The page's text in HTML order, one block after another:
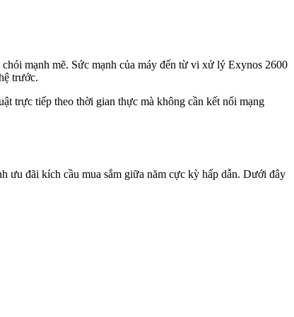
mạnh mẽ. Sức mạnh của máy đến từ vi xử lý Exynos 2600
trước.
trực tiếp theo thời gian thực mà không cần kết nối mạng
ưu đãi kích cầu mua sắm giữa năm cực kỳ hấp dẫn. Dưới đây